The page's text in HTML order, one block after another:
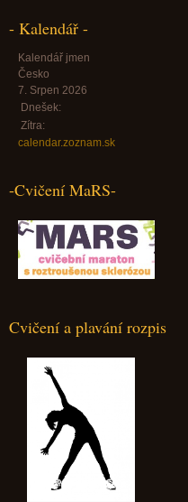
- Kalendář -
Kalendář jmen
Česko
7. Srpen 2026
Dnešek:
Zítra:
calendar.zoznam.sk
-Cvičení MaRS-
Cvičení a plavání rozpis